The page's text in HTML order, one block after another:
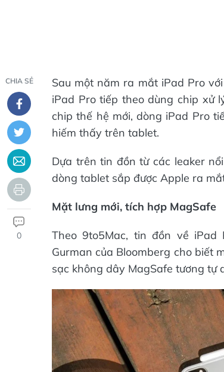
CHIA SẺ
0
Sau một năm ra mắt iPad Pro
iPad Pro tiếp theo dùng chip xử
chip thế hệ mới, dòng iPad Pro
hiếm thấy trên tablet.
Dựa trên tin đồn từ các leaker
dòng tablet sắp được Apple ra
Mặt lưng mới, tích hợp MagSafe
Theo 9to5Mac, tin đồn về
Gurman của Bloomberg cho biết
sạc không dây MagSafe tương tự